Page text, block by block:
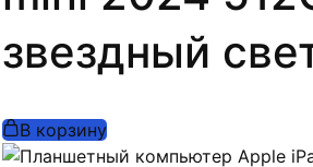
звездный
В корзину